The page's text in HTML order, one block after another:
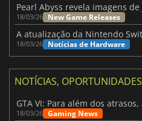
18/03/26 New Game Releases
18/03/26 Notícias de Hardware
NOTÍCIAS, OPORTUNIDADES
18/03/26 Gaming News